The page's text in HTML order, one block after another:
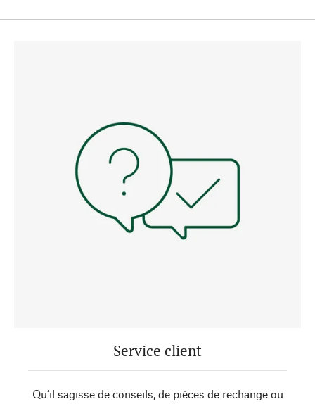
Service client
Qu’il sagisse de conseils, de pièces de rechange ou